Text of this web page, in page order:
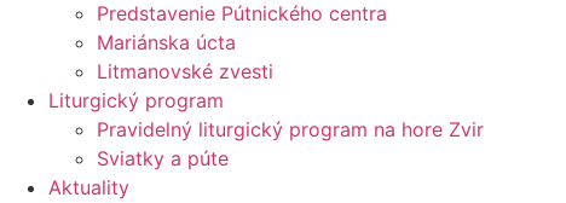
Predstavenie Pútnického centra
Mariánska úcta
Litmanovské zvesti
Liturgický program
Pravidelný liturgický program na hore Zvir
Sviatky a púte
Aktuality